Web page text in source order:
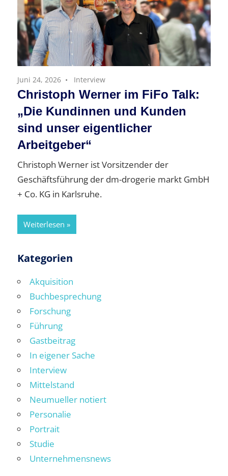
Juni 24, 2026 Interview
Christoph Werner im FiFo Talk:
„Die Kundinnen und Kunden
sind unser eigentlicher
Arbeitgeber“
Christoph Werner ist Vorsitzender der
Geschäftsführung der dm-drogerie markt GmbH
+ Co. KG in Karlsruhe.
Weiterlesen
Kategorien
Akquisition
Buchbesprechung
Forschung
Führung
Gastbeitrag
In eigener Sache
Interview
Mittelstand
Neumueller notiert
Personalie
Portrait
Studie
Unternehmensnews